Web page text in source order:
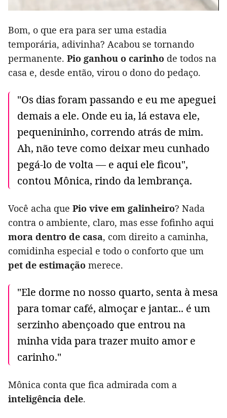
Bom, o que era para ser uma estadia
temporária, adivinha? Acabou se tornando
permanente. Pio ganhou o carinho de todos na
casa e, desde então, virou o dono do pedaço.
"Os dias foram passando e eu me apeguei
demais a ele. Onde eu ia, lá estava ele,
pequenininho, correndo atrás de mim.
Ah, não teve como deixar meu cunhado
pegá-lo de volta — e aqui ele ficou",
contou Mônica, rindo da lembrança.
Você acha que Pio vive em galinheiro? Nada
contra o ambiente, claro, mas esse fofinho aqui
mora dentro de casa, com direito a caminha,
comidinha especial e todo o conforto que um
pet de estimação merece.
"Ele dorme no nosso quarto, senta à mesa
para tomar café, almoçar e jantar... é um
serzinho abençoado que entrou na
minha vida para trazer muito amor e
carinho."
Mônica conta que fica admirada com a
inteligência dele.